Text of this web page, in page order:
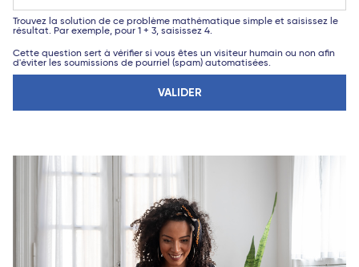
Trouvez la solution de ce problème mathématique simple et saisissez le
résultat. Par exemple, pour 1 + 3, saisissez 4.
Cette question sert à vérifier si vous êtes un visiteur humain ou non afin
d'éviter les soumissions de pourriel (spam) automatisées.